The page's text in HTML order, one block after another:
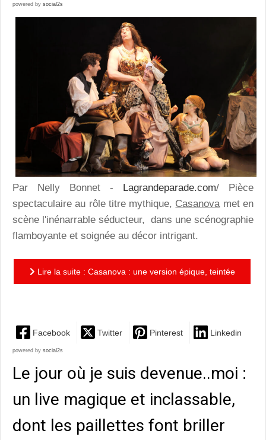
powered by social2s
Par Nelly Bonnet - Lagrandeparade.com/ Pièce
spectaculaire au rôle titre mythique, Casanovamet en
scène l'inénarrable séducteur, dans une scénographie
flamboyante et soignée au décor intrigant.
Lire la suite : Casanova : une version épique, teintée
Facebook Twitter Pinterest Linkedin
powered by social2s
Le jour où je suis devenue..moi :
un live magique et inclassable,
dont les paillettes font briller